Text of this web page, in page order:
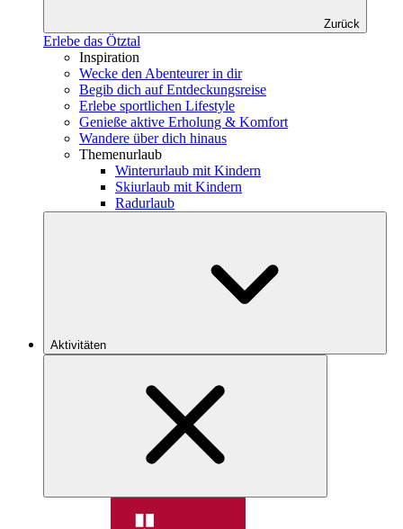
Zurück
Erlebe das Ötztal
Inspiration
Wecke den Abenteurer in dir
Begib dich auf Entdeckungsreise
Erlebe sportlichen Lifestyle
Genieße aktive Erholung & Komfort
Wandere über dich hinaus
Themenurlaub
Winterurlaub mit Kindern
Skiurlaub mit Kindern
Radurlaub
Aktivitäten